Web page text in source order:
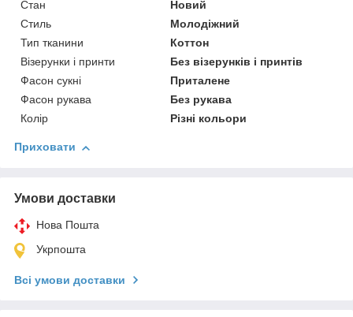
Стан
Новий
Стиль
Молодіжний
Тип тканини
Коттон
Візерунки і принти
Без візерунків і принтів
Фасон сукні
Приталене
Фасон рукава
Без рукава
Колір
Різні кольори
Приховати
Умови доставки
Нова Пошта
Укрпошта
Всі умови доставки